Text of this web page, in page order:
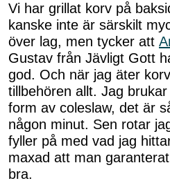
Vi har grillat korv på
kanske inte är särskilt
över lag, men tycker att
Gustav från Jävligt Gott
god. Och när jag äter
tillbehören allt. Jag
form av coleslaw, det är
någon minut. Sen rotar
fyller på med vad jag
maxad att man
bra.